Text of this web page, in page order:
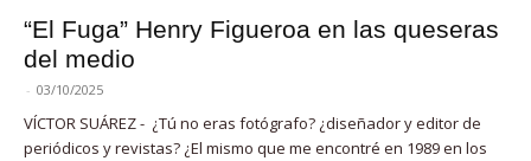
“El Fuga” Henry Figueroa en las queseras
del medio
- 03/10/2025
VÍCTOR SUÁREZ - ¿Tú no eras fotógrafo? ¿diseñador y editor de
periódicos y revistas? ¿El mismo que me encontré en 1989 en los